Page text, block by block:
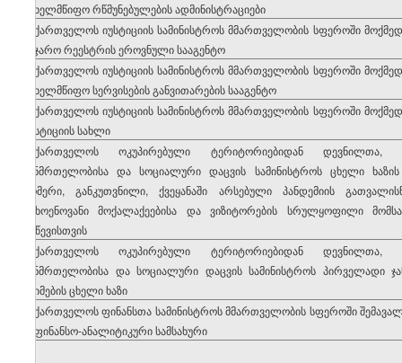
სახელმწიფო რწმუნებულების ადმინისტრაციები
საქართველოს იუსტიციის სამინისტროს მმართველობის სფეროში
საჯარო რეესტრის ეროვნული სააგენტო
საქართველოს იუსტიციის სამინისტროს მმართველობის სფეროში
სახელმწიფო სერვისების განვითარების სააგენტო
საქართველოს იუსტიციის სამინისტროს მმართველობის სფეროში
იუსტიციის სახლი
საქართველოს ოკუპირებული ტერიტორიებიდან დევნილთა,
ჯანმრთელობისა და სოციალური დაცვის სამინისტროს ცხელი
ნომერი, განკუთვნილი, ქვეყანაში არსებული პანდემიის
უცხოენოვანი მოქალაქეებისა და ვიზიტორების სრულყოფილი
გაწევისთვის
საქართველოს ოკუპირებული ტერიტორიებიდან დევნილთა,
ჯანმრთელობისა და სოციალური დაცვის სამინისტროს პირველადი
ექიმების ცხელი ხაზი
საქართველოს ფინანსთა სამინისტროს მმართველობის სფეროში
საფინანსო-ანალიტიკური სამსახური